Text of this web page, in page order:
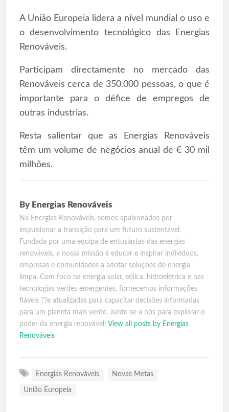
A União Europeia lidera a nível mundial o uso e
o desenvolvimento tecnológico das Energias
Renováveis.
Participam directamente no mercado das
Renováveis cerca de 350.000 pessoas, o que é
importante para o défice de empregos de
outras industrias.
Resta salientar que as Energias Renováveis
têm um volume de negócios anual de € 30 mil
milhões.
By Energias Renováveis
Na Energias Renováveis, somos apaixonados por
impulsionar a transição para um futuro sustentável.
Fundada por uma equipa de entusiastas das energias
renováveis, a nossa missão é educar e inspirar indivíduos,
empresas e comunidades a adotar soluções de energia
limpa. Com foco na energia solar, eólica, hidroelétrica e nas
tecnologias verdes emergentes, fornecemos informações
fiáveis ??e atualizadas para capacitar decisões informadas
para um planeta mais verde. Junte-se a nós para explorar o
poder da energia renovável! View all posts by Energias
Renováveis
Energias Renováveis Novas Metas
União Europeia